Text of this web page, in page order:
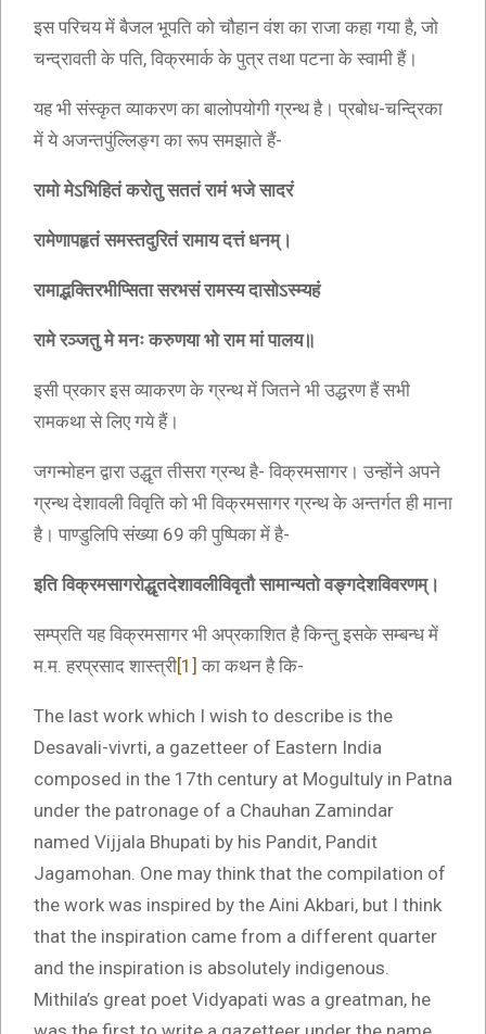
इस परिचय में बैजल भूपति को चौहान वंश का राजा कहा गया है, जो
चन्द्रावती के पति, विक्रमार्क के पुत्र तथा पटना के स्वामी हैं।
यह भी संस्कृत व्याकरण का बालोपयोगी ग्रन्थ है। प्रबोध-चन्द्रिका
में ये अजन्तपुंल्लिङ्ग का रूप समझाते हैं-
रामो मेऽभिहितं करोतु सततं रामं भजे सादरं
रामेणापहृतं समस्तदुरितं रामाय दत्तं धनम्।
रामाद्भक्तिरभीप्सिता सरभसं रामस्य दासोऽस्म्यहं
रामे रञ्जतु मे मनः करुणया भो राम मां पालय॥
इसी प्रकार इस व्याकरण के ग्रन्थ में जितने भी उद्धरण हैं सभी
रामकथा से लिए गये हैं।
जगन्मोहन द्वारा उद्धृत तीसरा ग्रन्थ है- विक्रमसागर। उन्होंने अपने
ग्रन्थ देशावली विवृति को भी विक्रमसागर ग्रन्थ के अन्तर्गत ही माना
है। पाण्डुलिपि संख्या 69 की पुष्पिका में है-
इति विक्रमसागरोद्धृतदेशावलीविवृतौ सामान्यतो वङ्गदेशविवरणम्।
सम्प्रति यह विक्रमसागर भी अप्रकाशित है किन्तु इसके सम्बन्ध में
म.म. हरप्रसाद शास्त्री[1] का कथन है कि-
The last work which I wish to describe is the
Desavali-vivrti, a gazetteer of Eastern India
composed in the 17th century at Mogultuly in Patna
under the patronage of a Chauhan Zamindar
named Vijjala Bhupati by his Pandit, Pandit
Jagamohan. One may think that the compilation of
the work was inspired by the Aini Akbari, but I think
that the inspiration came from a different quarter
and the inspiration is absolutely indigenous.
Mithila’s great poet Vidyapati was a greatman, he